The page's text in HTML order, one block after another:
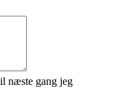
næste gang jeg